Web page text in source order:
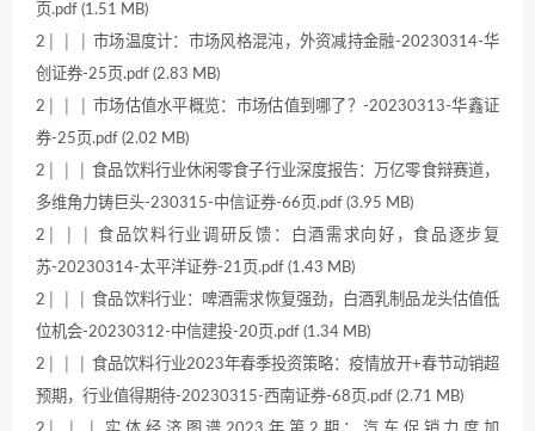
页.pdf (1.51 MB)
2│ │ │ 市场温度计：市场风格混沌，外资减持金融-20230314-华
创证券-25页.pdf (2.83 MB)
2│ │ │ 市场估值水平概览：市场估值到哪了？-20230313-华鑫证
券-25页.pdf (2.02 MB)
2│ │ │ 食品饮料行业休闲零食子行业深度报告：万亿零食辩赛道，
多维角力铸巨头-230315-中信证券-66页.pdf (3.95 MB)
2│ │ │ 食品饮料行业调研反馈：白酒需求向好，食品逐步复
苏-20230314-太平洋证券-21页.pdf (1.43 MB)
2│ │ │ 食品饮料行业：啤酒需求恢复强劲，白酒乳制品龙头估值低
位机会-20230312-中信建投-20页.pdf (1.34 MB)
2│ │ │ 食品饮料行业2023年春季投资策略：疫情放开+春节动销超
预期，行业值得期待-20230315-西南证券-68页.pdf (2.71 MB)